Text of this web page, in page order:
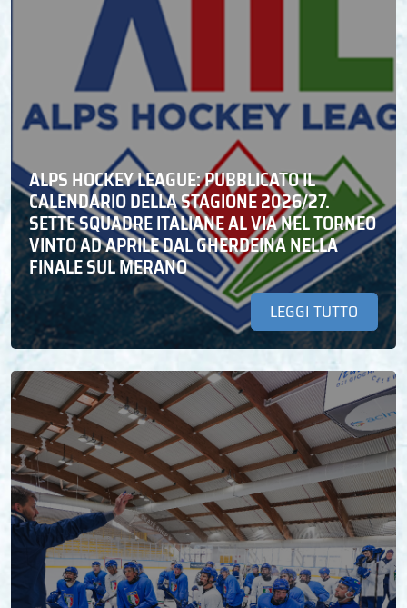
ALPS HOCKEY LEAGUE: PUBBLICATO IL
CALENDARIO DELLA STAGIONE 2026/27.
SETTE SQUADRE ITALIANE AL VIA NEL TORNEO
VINTO AD APRILE DAL GHERDEINA NELLA
FINALE SUL MERANO
LEGGI TUTTO